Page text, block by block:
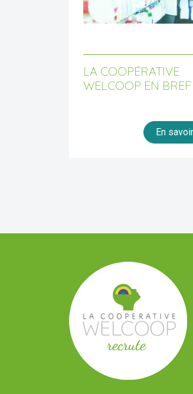
LA COOPÉRATIVE
WELCOOP EN BREF
En